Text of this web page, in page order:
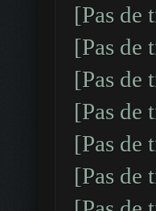
[Pas de
[Pas de
[Pas de
[Pas de
[Pas de
[Pas de